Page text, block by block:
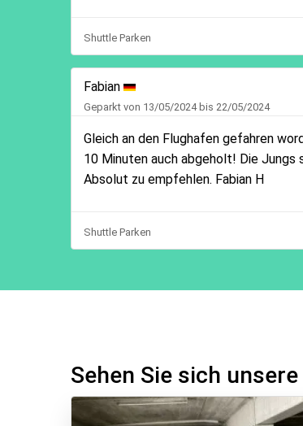
Shuttle Parken
Fabian
Geparkt von 13/05/2024 bis 22/05/2024
Gleich an den Flughafen gefahren
10 Minuten auch abgeholt! Die Jungs
Absolut zu empfehlen. Fabian H
Shuttle Parken
Sehen Sie sich